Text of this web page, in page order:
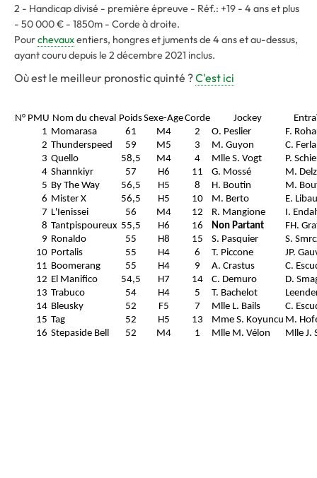
2 - Handicap divisé - première épreuve - Réf.: +19 - 4 ans et plus
- 50 000 € - 1850m - Corde à droite.
Pourchevauxentiers, hongres et juments de 4 ans et au-dessus,
ayant couru depuis le 2 décembre 2021 inclus.
Où est le meilleur pronostic quinté ?C'est ici
N° PMU Nom du cheval PoidsSexe-AgeCorde Jockey
1 Momarasa 61 M4 2 O. Peslier
F.
2 Thunderspeed 59 M5 3 M. Guyon
C.
3 Quello 58,5 M4 4 Mlle S. Vogt
P.
4 Shannkiyr 57 H6 11 G. Mossé
M.
5 By The Way 56,5 H5 8 H. Boutin
M.
6 Mister X 56,5 H5 10 M. Berto
E.
7 L'Ienissei 56 M4 12 R. Mangione
I.
8 Tantpispoureux 55,5 H6 16 Non Partant
FH.
9 Ronaldo 55 H8 15 S. Pasquier
S.
10 Portalis 55 H4 6 T. Piccone
JP.
11 Boomerang 55 H4 9 A. Crastus
C.
12 El Manifico 54,5 H7 14 C. Demuro
D.
13 Trabuco 54 H4 5 T. Bachelot
14 Bleusky 52 F5 7 Mlle L. Bails
C.
15 Tag 52 H5 13 Mme S. Koyuncu M.
16 Stepaside Bell 52 M4 1 Mlle M. Vélon Mlle J.